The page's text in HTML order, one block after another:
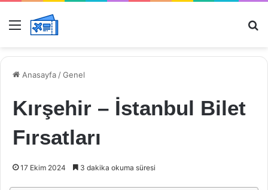
Menü
Anasayfa /Genel
Kırşehir – İstanbul Bilet
Fırsatları
17 Ekim 2024 3 dakika okuma süresi